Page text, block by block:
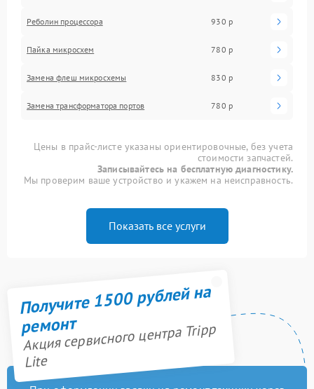
Реболин процессора 930 р
Пайка микросхем 780 р
Замена флеш микросхемы 830 р
Замена трансформатора портов 780 р
Цены в прайс-листе указаны ориентировочные, без учета
стоимости запчастей.
Записывайтесь на бесплатную диагностику.
Мы проверим ваше устройство и укажем на неисправность.
Показать все услуги
Получите 1500 рублей на
ремонт
Акция сервисного центра Tripp
Lite